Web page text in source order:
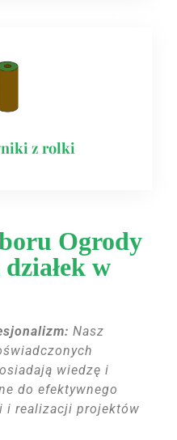
z rolki
Ogrody
w
Nasz
wiedzę i
do efektywnego
i realizacji projektów